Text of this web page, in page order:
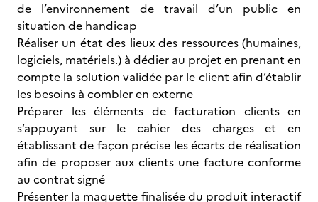
de l’environnement de travail d’un public en
situation de handicap
Réaliser un état des lieux des ressources (humaines,
logiciels, matériels.) à dédier au projet en prenant en
compte la solution validée par le client afin d’établir
les besoins à combler en externe
Préparer les éléments de facturation clients en
s’appuyant sur le cahier des charges et en
établissant de façon précise les écarts de réalisation
afin de proposer aux clients une facture conforme
au contrat signé
Présenter la maquette finalisée du produit interactif